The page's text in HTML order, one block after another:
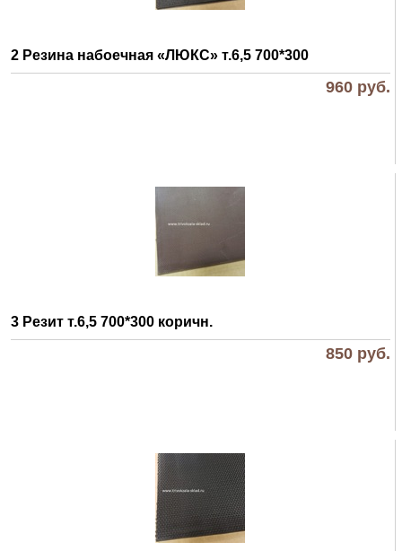
2 Резина набоечная «ЛЮКС» т.6,5 700*300
960 руб.
3 Резит т.6,5 700*300 коричн.
850 руб.